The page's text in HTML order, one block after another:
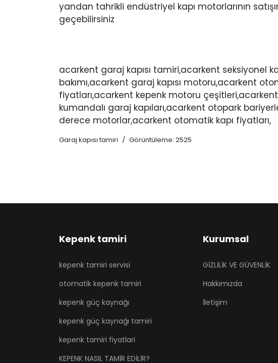
yandan tahrikli endüstriyel kapı motorlarının
geçebilirsiniz
acarkent garaj kapısı tamiri,acarkent seksiyonel
bakımı,acarkent garaj kapısı motoru,acarkent
fiyatları,acarkent kepenk motoru
kumandalı garaj kapıları,acarkent otopark
derece motorlar,acarkent otomatik kapı fiyatları,
Garaj kapısı tamiri Görüntüleme: 2525
Kepenk tamiri
kepenk tamiri servisi
otomatik kepenk tamiri
kepenk güç kaynağı
kepenk güç kaynağı tamiri
kepenk tamiri fiyatlari
KEPENK NASIL TAMİR EDİLİR?
Kurumsal
GİZLİLİK VE GÜVENLİK
Hakkımızda
İletişim